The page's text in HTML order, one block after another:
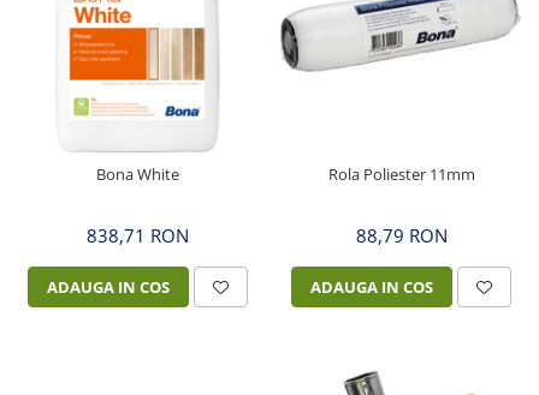
Bona White
838,71 RON
ADAUGA IN COS
Rola Poliester 11mm
88,79 RON
ADAUGA IN COS